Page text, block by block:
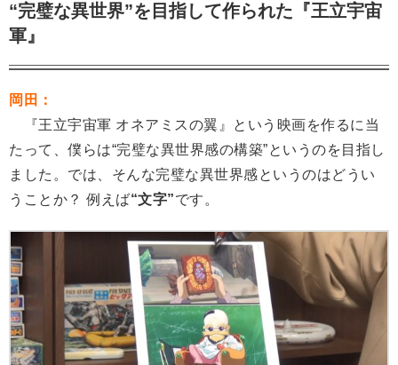
“完璧な異世界”を目指して作られた『王立宇宙
軍』
岡田：
『王立宇宙軍 オネアミスの翼』という映画を作るに当
たって、僕らは“完璧な異世界感の構築”というのを目指し
ました。では、そんな完璧な異世界感というのはどうい
うことか？ 例えば“文字”です。